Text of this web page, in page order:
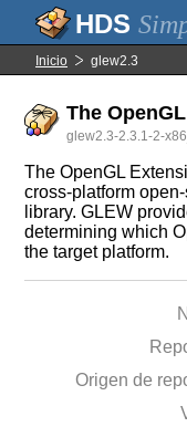
Inicio glew2.3
The
glew2.3-2.3.1-2-
The OpenGL
cross-platform
library. GLEW
determining which
the target platform.
Origen de